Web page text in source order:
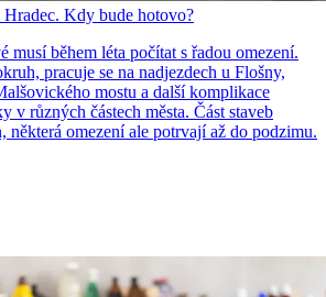
Kdy bude hotovo?
během léta počítat s řadou omezení.
pracuje se na nadjezdech u Flošny,
mostu a další komplikace
v různých částech města. Část staveb
některá omezení ale potrvají až do podzimu.